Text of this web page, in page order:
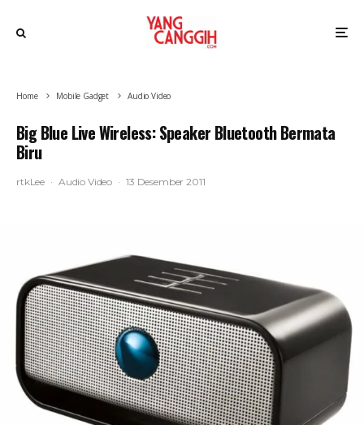
Home Mobile Gadget Audio Video
Big Blue Live Wireless: Speaker Bluetooth Bermata
Biru
rtkLee · Audio Video · 13 Desember 2011